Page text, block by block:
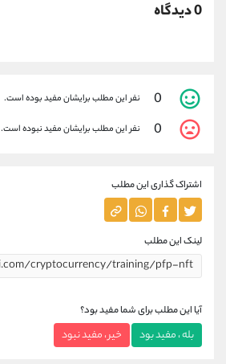
0 دیدگاه
0 نفر این مطلب برایشان مفید بوده است.
0 نفر این مطلب برایشان مفید نبوده است.
اشتراک گذاری این مطلب
لینک این مطلب
آیا این مطلب برای شما مفید بود؟
بله ، مفید بود خیر ، مفید نبود